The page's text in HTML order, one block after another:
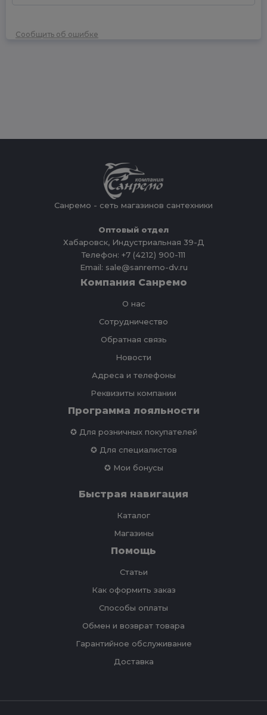
Сообщить об ошибке
Санремо - сеть магазинов сантехники
Оптовый отдел
Хабаровск, Индустриальная 39-Д
Телефон: +7 (4212) 900-111
Email: sale@sanremo-dv.ru
Компания Санремо
О нас
Сотрудничество
Обратная связь
Новости
Адреса и телефоны
Реквизиты компании
Программа лояльности
✪ Для розничных покупателей
✪ Для специалистов
✪ Мои бонусы
Быстрая навигация
Каталог
Магазины
Помощь
Статьи
Как оформить заказ
Способы оплаты
Обмен и возврат товара
Гарантийное обслуживание
Доставка